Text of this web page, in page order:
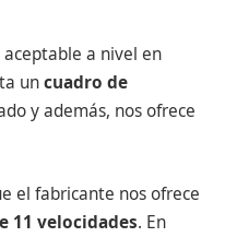
a nivel en
uncuadro de
y además, nos ofrece
el fabricante nos ofrece
11 velocidades. En